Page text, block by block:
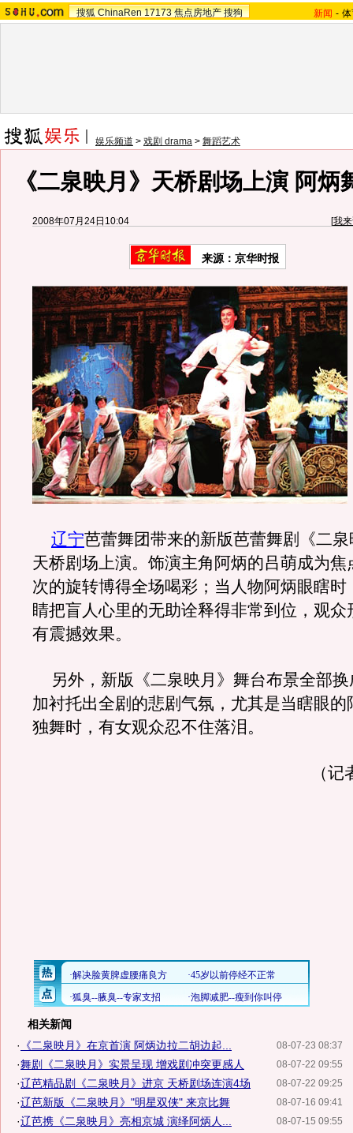
搜狐 ChinaRen 17173 焦点房地产 搜狗 新闻 -
娱乐频道 > 戏剧 drama > 舞蹈艺术
《二泉映月》天桥剧场上演 阿炳
2008年07月24日10:04 [我
来源：京华时报
辽宁芭蕾舞团带来的新版芭蕾舞剧《二
天桥剧场上演。饰演主角阿炳的吕萌成为焦
次的旋转博得全场喝彩；当人物阿炳眼瞎时
睛把盲人心里的无助诠释得非常到位，观众
有震撼效果。
另外，新版《二泉映月》舞台布景全部换
加衬托出全剧的悲剧气氛，尤其是当瞎眼的
独舞时，有女观众忍不住落泪。
（
相关新闻
08-07-23 08:37
· 《二泉映月》在京首演 阿炳边拉二胡边起...
08-07-22 09:55
·舞剧《二泉映月》实景呈现 增戏剧冲突更感人
08-07-22 09:25
·辽芭精品剧《二泉映月》进京 天桥剧场连演4场
08-07-16 09:41
·辽芭新版《二泉映月》"明星双侠" 来京比舞
08-07-15 09:55
·辽芭携《二泉映月》亮相京城 演绎阿炳人...